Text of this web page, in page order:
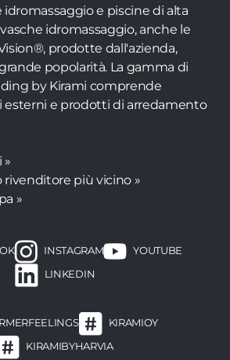
idromassaggio e piscine di alta
idromassaggio, anche le
prodotte dall'azienda,
popolarità. La gamma di
by Kirami comprende
esterni e prodotti di arredamento
»
rivenditore più vicino »
»
INSTAGRAM
YOUTUBE
LINKEDIN
KIRAMIOY
KIRAMIBYHARVIA